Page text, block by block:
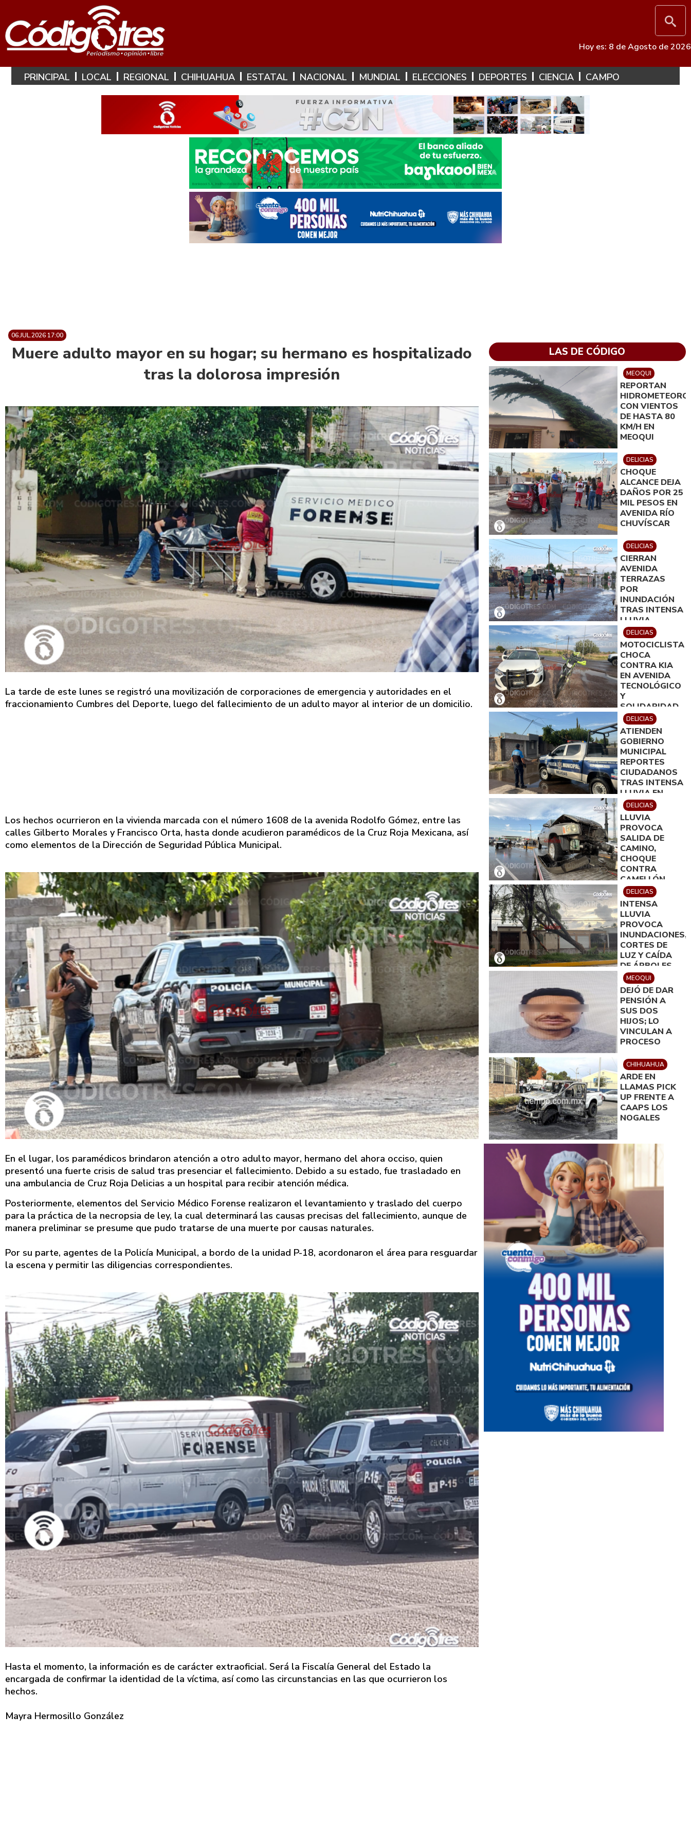
Hoy es: 8 de Agosto de 2026
PRINCIPAL LOCAL REGIONAL CHIHUAHUA ESTATAL NACIONAL MUNDIAL ELECCIONES DEPORTES CIENCIA CAMPO
06.JUL.2026 17:00
Muere adulto mayor en su hogar; su hermano es hospitalizado
tras la dolorosa impresión
La tarde de este lunes se registró una movilización de corporaciones de emergencia y autoridades en el
fraccionamiento Cumbres del Deporte, luego del fallecimiento de un adulto mayor al interior de un domicilio.
Los hechos ocurrieron en la vivienda marcada con el número 1608 de la avenida Rodolfo Gómez, entre las
calles Gilberto Morales y Francisco Orta, hasta donde acudieron paramédicos de la Cruz Roja Mexicana, así
como elementos de la Dirección de Seguridad Pública Municipal.
En el lugar, los paramédicos brindaron atención a otro adulto mayor, hermano del ahora occiso, quien
presentó una fuerte crisis de salud tras presenciar el fallecimiento. Debido a su estado, fue trasladado en
una ambulancia de Cruz Roja Delicias a un hospital para recibir atención médica.
Posteriormente, elementos del Servicio Médico Forense realizaron el levantamiento y traslado del cuerpo
para la práctica de la necropsia de ley, la cual determinará las causas precisas del fallecimiento, aunque de
manera preliminar se presume que pudo tratarse de una muerte por causas naturales.
Por su parte, agentes de la Policía Municipal, a bordo de la unidad P-18, acordonaron el área para resguardar
la escena y permitir las diligencias correspondientes.
Hasta el momento, la información es de carácter extraoficial. Será la Fiscalía General del Estado la
encargada de confirmar la identidad de la víctima, así como las circunstancias en las que ocurrieron los
hechos.
Mayra Hermosillo González
LAS DE CÓDIGO
MEOQUI
REPORTAN
HIDROMETEORO
CON VIENTOS
DE HASTA 80
KM/H EN
MEOQUI
DELICIAS
CHOQUE
ALCANCE DEJA
DAÑOS POR 25
MIL PESOS EN
AVENIDA RÍO
CHUVÍSCAR
DELICIAS
CIERRAN
AVENIDA
TERRAZAS
POR
INUNDACIÓN
TRAS INTENSA
LLUVIA
DELICIAS
MOTOCICLISTA
CHOCA
CONTRA KIA
EN AVENIDA
TECNOLÓGICO
Y
SOLIDARIDAD
DELICIAS
ATIENDEN
GOBIERNO
MUNICIPAL
REPORTES
CIUDADANOS
TRAS INTENSA
LLUVIA EN
DELICIAS
DELICIAS
LLUVIA
PROVOCA
SALIDA DE
CAMINO,
CHOQUE
CONTRA
CAMELLÓN,
DERRIBO DE
DOS
ARBOTANTES
Y DAÑOS DE
100 MIL PESOS
DELICIAS
INTENSA
LLUVIA
PROVOCA
INUNDACIONES,
CORTES DE
LUZ Y CAÍDA
DE ÁRBOLES
EN DELICIAS
MEOQUI
DEJÓ DE DAR
PENSIÓN A
SUS DOS
HIJOS; LO
VINCULAN A
PROCESO
CHIHUAHUA
ARDE EN
LLAMAS PICK
UP FRENTE A
CAAPS LOS
NOGALES